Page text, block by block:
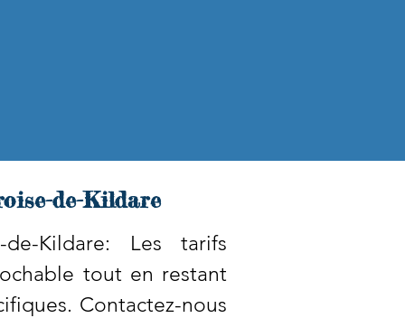
de-Kildare
Kildare: Les tarifs
tout en restant
Contactez-nous